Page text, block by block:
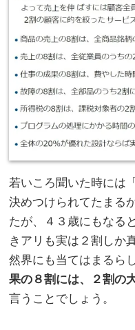
若いころ聞いた時には
決めつけられてたまる
たが、４３歳にもなる
きアリも実は２割しか
然界にも当てはまるら
果の８割には、２割の
言うことでしょう。